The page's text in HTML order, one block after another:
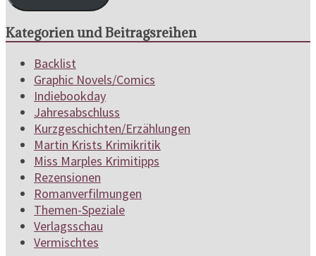
Kategorien und Beitragsreihen
Backlist
Graphic Novels/Comics
Indiebookday
Jahresabschluss
Kurzgeschichten/Erzählungen
Martin Krists Krimikritik
Miss Marples Krimitipps
Rezensionen
Romanverfilmungen
Themen-Speziale
Verlagsschau
Vermischtes